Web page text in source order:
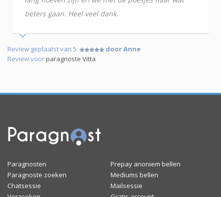
beters gaan. Heel veel dank.
Review geplaatst van 5
door Anne
Review voorparagnoste Vitta
Paragnosten
Prepay anoniem bellen
Paragnoste zoeken
Mediums bellen
Chatsessie
Mailsessie